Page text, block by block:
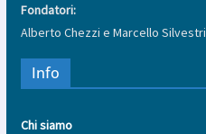
Fondatori:
Alberto Chezzi e Marcello Silvestri
Info
Chi siamo